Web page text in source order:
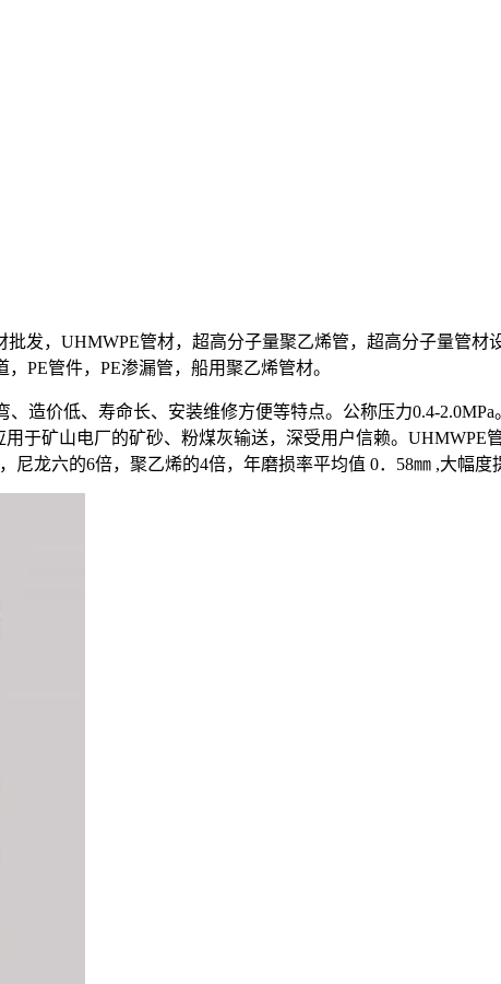
发，UHMWPE管材，超高分子量聚乙烯管，超高分子量管
PE管件，PE渗漏管，船用聚乙烯管材。
造价低、寿命长、安装维修方便等特点。公称压力0.4-2.0MPa
于矿山电厂的矿砂、粉煤灰输送，深受用户信赖。
龙六的6倍，聚乙烯的4倍，年磨损率平均值 0．58㎜ ,大幅度